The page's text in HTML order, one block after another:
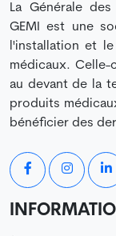
La Générale
GEMI est une
l'installation et
médicaux.
au devant de la
produits
bénéficier des